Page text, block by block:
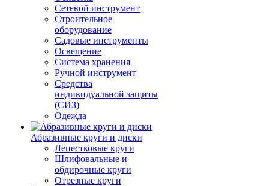
Сетевой инструмент
Строительное
оборудование
Садовые инструменты
Освещение
Система хранения
Ручной инструмент
Средства
индивидуальной защиты
(СИЗ)
Одежда
Абразивные круги и диски
Лепестковые круги
Шлифовальные и
обдирочные круги
Отрезные круги